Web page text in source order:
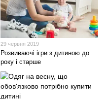
29 червня 2019
Розвиваючі ігри з дитиною до
року і старше